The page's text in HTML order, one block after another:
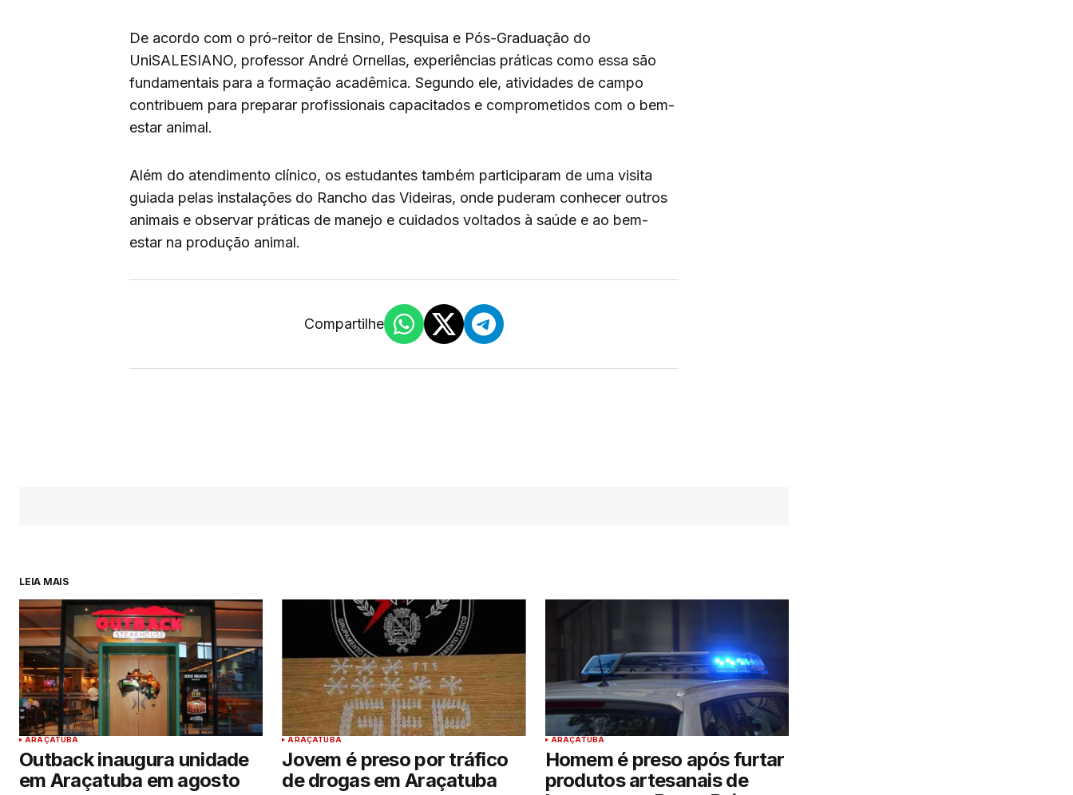
De acordo com o pró-reitor de Ensino, Pesquisa e Pós-Graduação do
UniSALESIANO, professor André Ornellas, experiências práticas como essa são
fundamentais para a formação acadêmica. Segundo ele, atividades de campo
contribuem para preparar profissionais capacitados e comprometidos com o bem-
estar animal.
Além do atendimento clínico, os estudantes também participaram de uma visita
guiada pelas instalações do Rancho das Videiras, onde puderam conhecer outros
animais e observar práticas de manejo e cuidados voltados à saúde e ao bem-
estar na produção animal.
Compartilhe
LEIA MAIS
ARAÇATUBA
Outback inaugura unidade
em Araçatuba em agosto
ARAÇATUBA
Jovem é preso por tráfico
de drogas em Araçatuba
ARAÇATUBA
Homem é preso após furtar
produtos artesanais de